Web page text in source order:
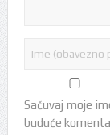
Sačuvaj moje
buduće